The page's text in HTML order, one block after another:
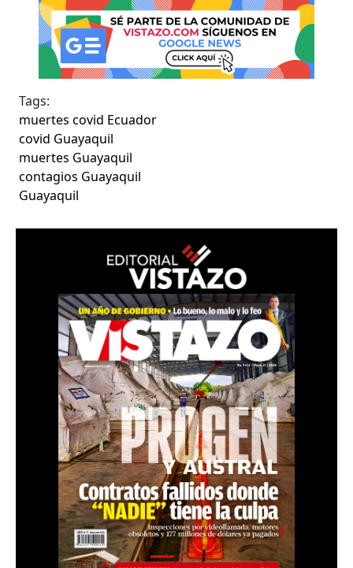
Tags:
muertes covid Ecuador
covid Guayaquil
muertes Guayaquil
contagios Guayaquil
Guayaquil